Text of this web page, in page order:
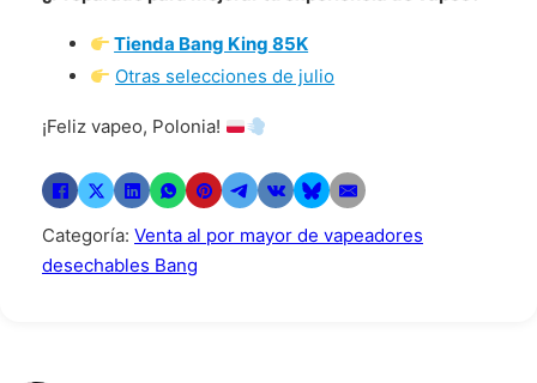
Tienda Bang King 85K
Otras selecciones de julio
¡Feliz vapeo, Polonia!
Categoría: Venta al por mayor de vapeadores
desechables Bang